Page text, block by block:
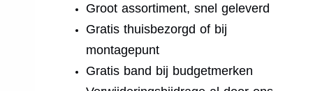
Groot assortiment, snel geleverd
Gratis thuisbezorgd of bij
montagepunt
Gratis band bij budgetmerken